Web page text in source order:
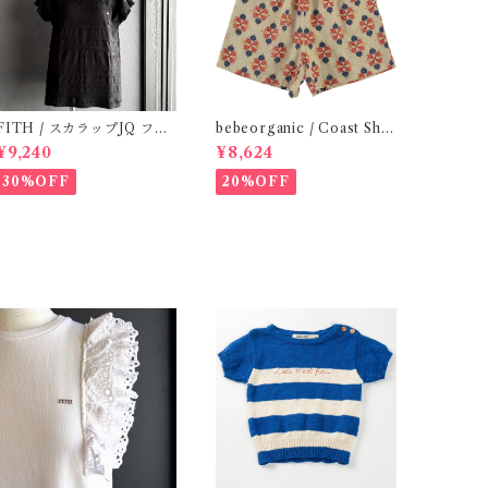
/ スカラップJQ フレ
チスリーブTシャツ (Blac
/ Size 1・2
30%OFF
bebeorganic / Coast Sho
rts Under The Sea ( 3・５
Y)
¥8,624
20%OFF